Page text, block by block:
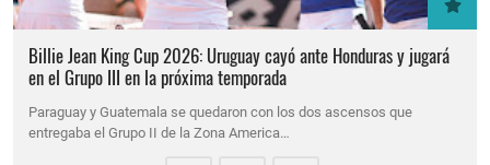
Billie Jean King Cup 2026: Uruguay cayó ante Honduras y jugará
en el Grupo III en la próxima temporada
Paraguay y Guatemala se quedaron con los dos ascensos que
entregaba el Grupo II de la Zona America…